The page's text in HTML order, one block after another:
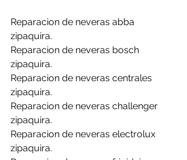
Reparacion de neveras abba
zipaquira.
Reparacion de neveras bosch
zipaquira.
Reparacion de neveras centrales
zipaquira.
Reparacion de neveras challenger
zipaquira.
Reparacion de neveras electrolux
zipaquira.